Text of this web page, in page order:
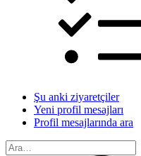
Şu anki ziyaretçiler
Yeni profil mesajları
Profil mesajlarında ara